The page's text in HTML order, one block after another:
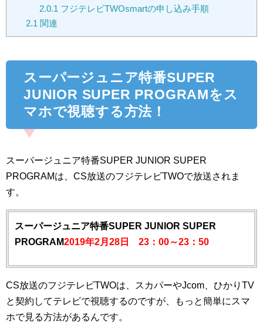
2.0.1 フジテレビTWOsmartの申し込み手順
2.1 関連
スーパージュニア特番SUPER
JUNIOR SUPER PROGRAMをス
マホで視聴する方法！
スーパージュニア特番SUPER JUNIOR SUPER
PROGRAMは、CS放送のフジテレビTWOで放送されま
す。
スーパージュニア特番SUPER JUNIOR SUPER
PROGRAM2019年2月28日 23：00～23：50
CS放送のフジテレビTWOは、スカパーやJcom、ひかりTV
と契約してテレビで視聴するのですが、もっと簡単にスマ
ホで見る方法があるんです。